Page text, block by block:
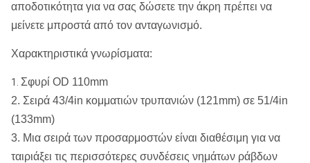
αποδοτικότητα για να σας δώσετε την άκρη πρέπει να
μείνετε μπροστά από τον ανταγωνισμό.
Χαρακτηριστικά γνωρίσματα:
1. Σφυρί OD 110mm
2. Σειρά 43/4in κομματιών τρυπανιών (121mm) σε 51/4in
(133mm)
3. Μια σειρά των προσαρμοστών είναι διαθέσιμη για να
ταιριάξει τις περισσότερες συνδέσεις νημάτων ράβδων